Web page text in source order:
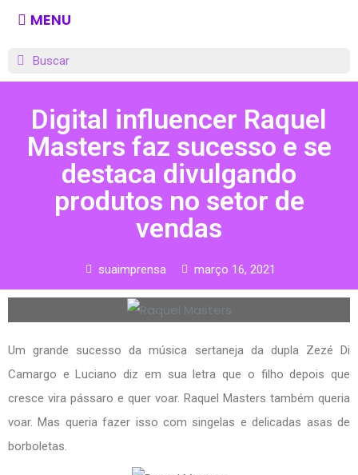
MENU
Digital influencer Raquel
Masters faz sucesso e se
destaca divulgando
produtos no setor de
vendas
suaimprensa março 16, 2021
Um grande sucesso da música sertaneja da dupla Zezé Di
Camargo e Luciano diz em sua letra que o filho depois que
cresce vira pássaro e quer voar. Raquel Masters também queria
voar. Mas queria fazer isso com singelas e delicadas asas de
borboletas.